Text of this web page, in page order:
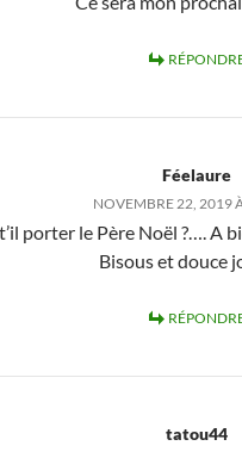
Féelaure
NOVEMBRE 22, 2019
porter le Père Noël ?…. A
Bisous et douce
tatou44